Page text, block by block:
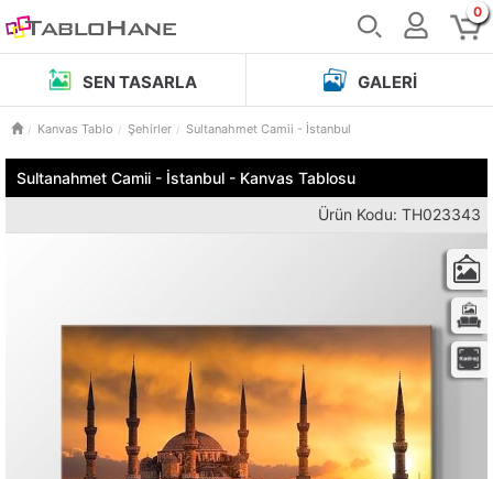
0
SEN TASARLA GALERI
Kanvas Tablo Şehirler Sultanahmet Camii - İstanbul
Sultanahmet Camii - İstanbul - Kanvas Tablosu
Ürün Kodu: TH023343